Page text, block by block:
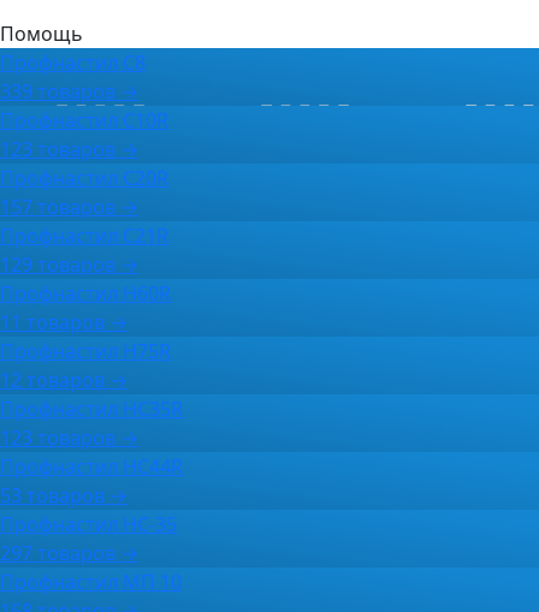
Помощь
Профнастил С8
339 товаров →
Профнастил C10R
123 товаров →
Профнастил C20R
157 товаров →
Профнастил C21R
129 товаров →
Профнастил H60R
11 товаров →
Профнастил H75R
12 товаров →
Профнастил HC35R
123 товаров →
Профнастил HC44R
53 товаров →
Профнастил НС-35
297 товаров →
Профнастил МП 10